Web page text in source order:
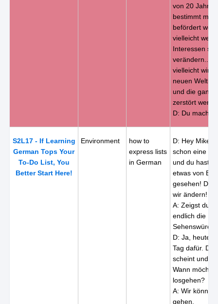
von 20
bestimmt
befördert
vielleicht
Interessen
verändern...
vielleicht wird
neuen
und die
zerstört
D: Du machst
S2L17 - If Learning
German Tops Your
To-Do List, You
Better Start Here!
Environment
how to
express lists
in German
D: Hey Mike,
schon eine
und du hast
etwas von
gesehen! Das
wir ändern!
A: Zeigst du
endlich die
D: Ja, heute
Tag dafür. Die
scheint und
Wann
losgehen?
A: Wir
gehen.